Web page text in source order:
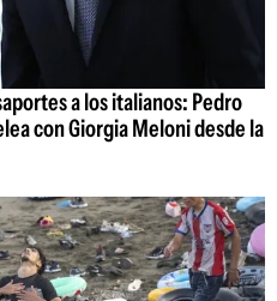
a los italianos: Pedro
con Giorgia Meloni desde la